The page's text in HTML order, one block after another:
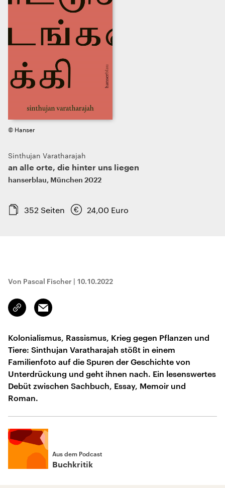
© Hanser
Sinthujan Varatharajah
an alle orte, die hinter uns liegen
hanserblau, München 2022
352 Seiten 24,00 Euro
Von Pascal Fischer | 10.10.2022
Link
kopieren/teilen
Email
Kolonialismus, Rassismus, Krieg gegen Pflanzen und
Tiere: Sinthujan Varatharajah stößt in einem
Familienfoto auf die Spuren der Geschichte von
Unterdrückung und geht ihnen nach. Ein lesenswertes
Debüt zwischen Sachbuch, Essay, Memoir und
Roman.
Aus dem Podcast
Buchkritik